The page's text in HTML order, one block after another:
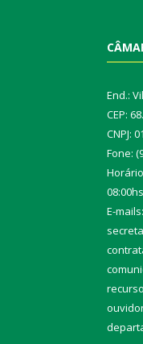
End.:
CEP:
CNPJ:
Fone:
E-